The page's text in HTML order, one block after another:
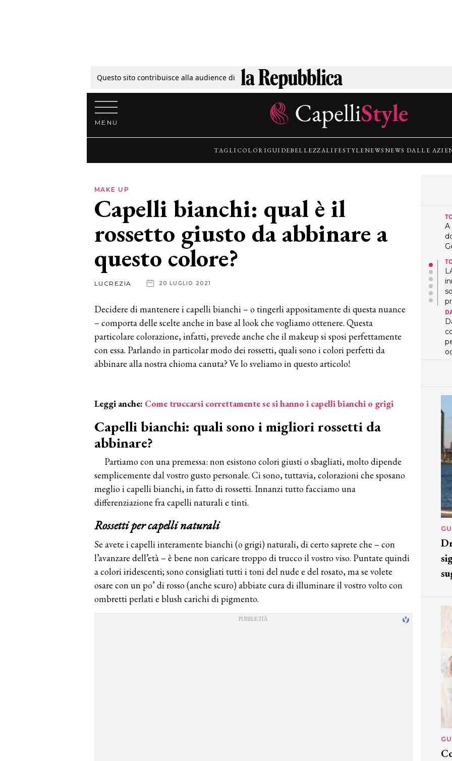
Questo sito contribuisce alla audience di
Vai al contenuto
MENU
TAGLI COLORIGUIDEBELLEZZALIFESTYLENEWSNEWS DALLE
MAKE UP
Capelli bianchi: qual è il
rossetto giusto da abbinare a
questo colore?
LUCREZIA 20 LUGLIO 2021
Decidere di mantenere i capelli bianchi – o tingerli appositamente di questa nuance
– comporta delle scelte anche in base al look che vogliamo ottenere. Questa
particolare colorazione, infatti, prevede anche che il makeup si sposi perfettamente
con essa. Parlando in particolar modo dei rossetti, quali sono i colori perfetti da
abbinare alla nostra chioma canuta? Ve lo sveliamo in questo articolo!
Leggi anche: Come truccarsi correttamente se si hanno i capelli bianchi o grigi
Capelli bianchi: quali sono i migliori rossetti da
abbinare?
Partiamo con una premessa: non esistono colori giusti o sbagliati, molto dipende
semplicemente dal vostro gusto personale. Ci sono, tuttavia, colorazioni che sposano
meglio i capelli bianchi, in fatto di rossetti. Innanzi tutto facciamo una
differenziazione fra capelli naturali e tinti.
Rossetti per capelli naturali
Se avete i capelli interamente bianchi (o grigi) naturali, di certo saprete che – con
l’avanzare dell’età – è bene non caricare troppo di trucco il vostro viso. Puntate quindi
a colori iridescenti; sono consigliati tutti i toni del nude e del rosato, ma se volete
osare con un po’ di rosso (anche scuro) abbiate cura di illuminare il vostro volto con
ombretti perlati e blush carichi di pigmento.